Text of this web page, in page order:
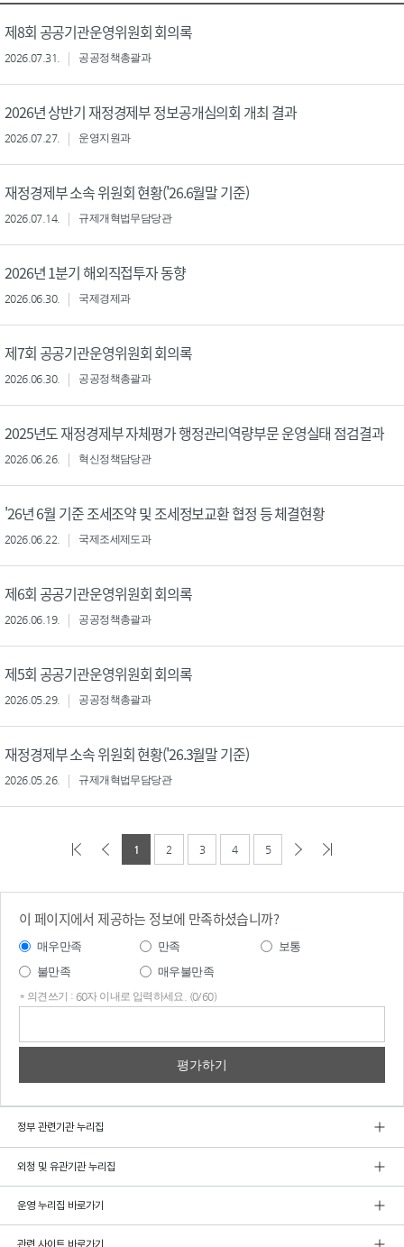
제8회 공공기관운영위원회 회의록
2026.07.31. 공공정책총괄과
2026년 상반기 재정경제부 정보공개심의회 개최 결과
2026.07.27. 운영지원과
재정경제부 소속 위원회 현황('26.6월말 기준)
2026.07.14. 규제개혁법무담당관
2026년 1분기 해외직접투자 동향
2026.06.30. 국제경제과
제7회 공공기관운영위원회 회의록
2026.06.30. 공공정책총괄과
2025년도 재정경제부 자체평가 행정관리역량부문 운영실태 점검결과
2026.06.26. 혁신정책담당관
'26년 6월 기준 조세조약 및 조세정보교환 협정 등 체결현황
2026.06.22. 국제조세제도과
제6회 공공기관운영위원회 회의록
2026.06.19. 공공정책총괄과
제5회 공공기관운영위원회 회의록
2026.05.29. 공공정책총괄과
재정경제부 소속 위원회 현황('26.3월말 기준)
2026.05.26. 규제개혁법무담당관
1 2 3 4 5
이 페이지에서 제공하는 정보에 만족하셨습니까?
매우만족 만족
보통
불만족
매우불만족
* 의견쓰기 : 60자 이내로 입력하세요. (0/60)
정부 관련기관 누리집
외청 및 유관기관 누리집
운영 누리집 바로가기
관련 사이트 바로가기